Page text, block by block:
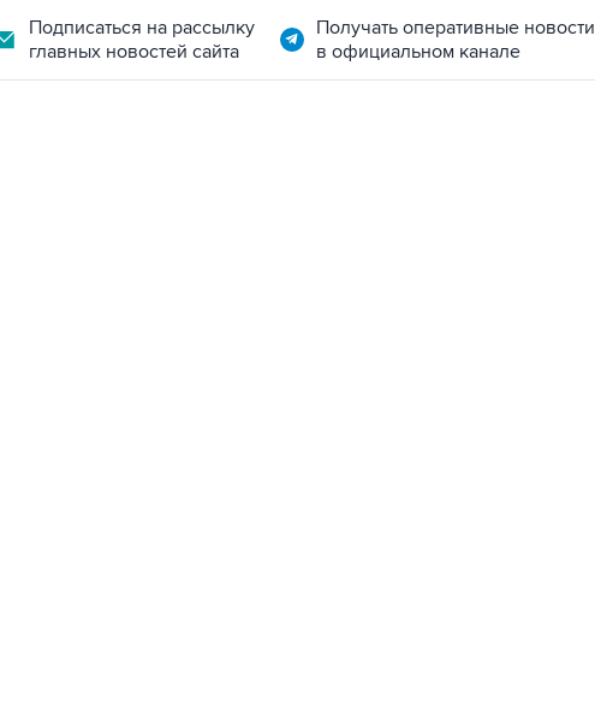
Подписаться на рассылку
главных новостей сайта
Получать оперативные новости
в официальном канале